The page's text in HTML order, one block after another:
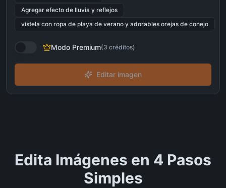
Agregar efecto de lluvia y reflejos
vístela con ropa de playa de verano y adorables orejas de conejo
Modo Premium(3 créditos)
Editar imagen
Edita Imágenes en 4 Pasos
Simples